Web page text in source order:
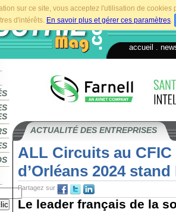
sur ce site, vous acceptez l'utilisation de
d'intérêts. En savoir plus et gérer ces paramètres.
accueil
ACTUALITÉ DES ENTREPRISES
ALL Circuits au CFIC
d’Orléans 2024 stand
Partagez sur
Le leader français de la